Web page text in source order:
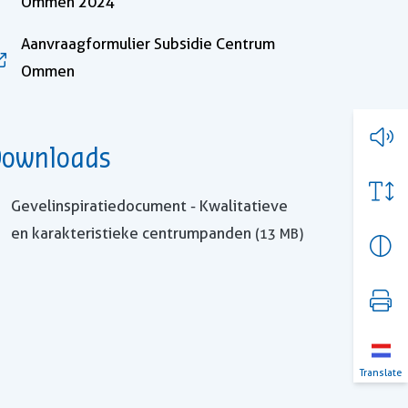
Translate
Aanvraagformulier Subsidie Centrum
Ommen, opent in nieuw tabblad
Gevelinspiratiedocument - Kwalitatieve
en karakteristieke centrumpanden (13 MB)
in nieuw tabblad